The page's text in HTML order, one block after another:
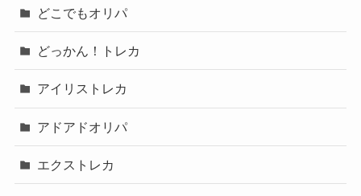
どこでもオリパ
どっかん！トレカ
アイリストレカ
アドアドオリパ
エクストレカ